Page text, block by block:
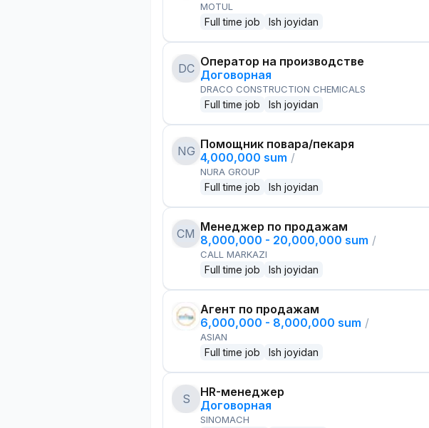
MOTUL
Full time job Ish joyidan
DC Оператор на производстве
Договорная
DRACO CONSTRUCTION CHEMICALS
Full time job Ish joyidan
NG Помощник повара/пекаря
4,000,000 sum /
NURA GROUP
Full time job Ish joyidan
CM Менеджер по продажам
8,000,000 - 20,000,000 sum /
CALL MARKAZI
Full time job Ish joyidan
Агент по продажам
6,000,000 - 8,000,000 sum /
ASIAN
Full time job Ish joyidan
S
HR-менеджер
Договорная
SINOMACH